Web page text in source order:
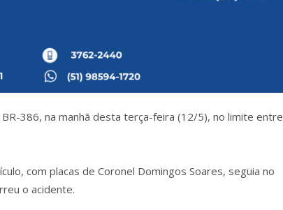
386, na manhã desta terça-feira (12/5), no limite entre
com placas de Coronel Domingos Soares, seguia no
o acidente.